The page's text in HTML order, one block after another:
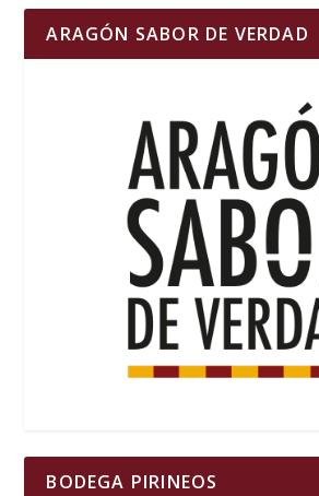
ARAGÓN SABOR DE VERDAD
BODEGA PIRINEOS